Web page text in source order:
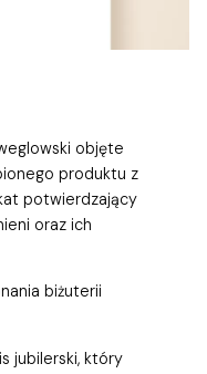
objęte
produktu z
potwierdzający
oraz ich
biżuterii
jubilerski, który